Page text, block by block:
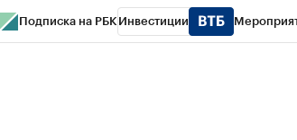
Подписка на РБК Инвестиции